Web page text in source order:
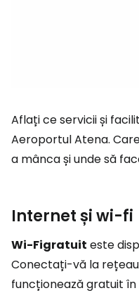
Aflați ce servicii și
Aeroportul Atena.
a mânca și unde să
Internet și wi-fi
Wi-Figratuit este
Conectați-vă la
funcționează gratuit